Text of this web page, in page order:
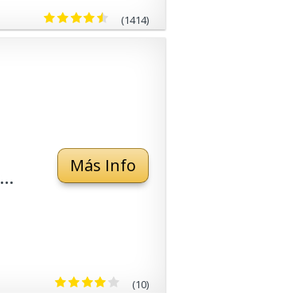
(1414)
Más Info
(10)